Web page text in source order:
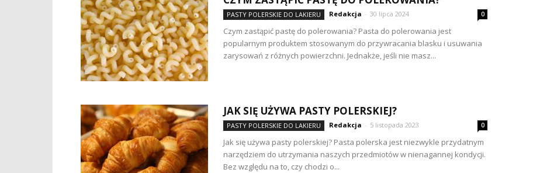
PASTY POLERSKIE DO LAKIERU Redakcja - 30 lipca 2024 0
Czym zastąpić pastę do polerowania? Pasta do polerowania jest
popularnym produktem stosowanym do przywracania blasku i usuwania
zarysowań z różnych powierzchni. Jednakże, jeśli nie masz...
JAK SIĘ UŻYWA PASTY POLERSKIEJ?
PASTY POLERSKIE DO LAKIERU Redakcja - 5 listopada 2023 0
Jak się używa pasty polerskiej? Pasta polerska jest niezwykle przydatnym
narzędziem do utrzymania naszych przedmiotów w nienagannej kondycji.
Bez względu na to, czy chodzi o...